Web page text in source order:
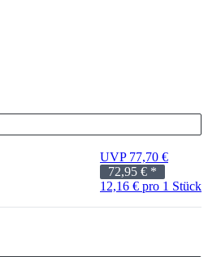
UVP 77,70 €
72,95 € *
12,16 € pro 1 Stück